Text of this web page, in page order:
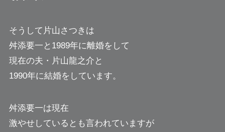
そうして片山さつきは
舛添要一と1989年に離婚をして
現在の夫・片山龍之介と
1990年に結婚をしています。
舛添要一は現在
激やせしているとも言われていますが